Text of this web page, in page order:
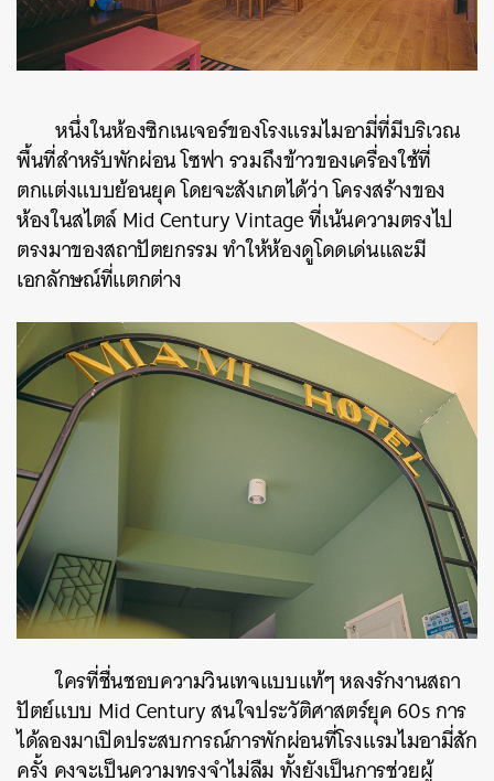
หนึ่งในห้องซิกเนเจอร์ของโรงแรมไมอามี่ที่มีบริเวณ
พื้นที่สำหรับพักผ่อน โซฟา รวมถึงข้าวของเครื่องใช้ที่
ตกแต่งแบบย้อนยุค โดยจะสังเกตได้ว่า โครงสร้างของ
ห้องในสไตล์ Mid Century Vintage ที่เน้นความตรงไป
ตรงมาของสถาปัตยกรรม ทำให้ห้องดูโดดเด่นและมี
เอกลักษณ์ที่แตกต่าง
ใครที่ชื่นชอบความวินเทจแบบแท้ๆ หลงรักงานสถา
ปัตย์แบบ Mid Century สนใจประวัติศาสตร์ยุค 60s การ
ได้ลองมาเปิดประสบการณ์การพักผ่อนที่โรงแรมไมอามี่สัก
ครั้ง คงจะเป็นความทรงจำไม่ลืม ทั้งยังเป็นการช่วยผู้